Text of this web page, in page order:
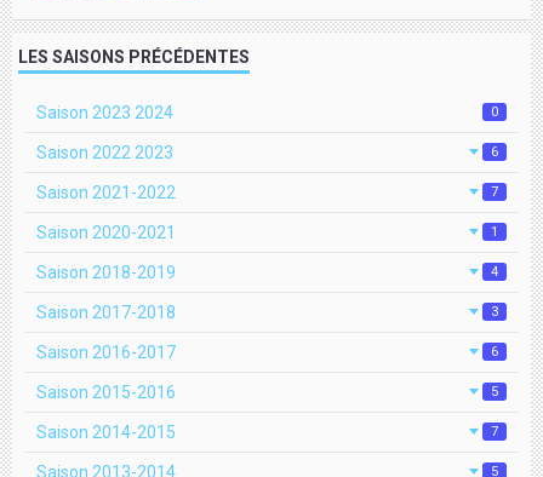
LES SAISONS PRÉCÉDENTES
Saison 2023 2024 0
Saison 2022 2023 6
Saison 2021-2022 7
Saison 2020-2021 1
Saison 2018-2019 4
Saison 2017-2018 3
Saison 2016-2017 6
Saison 2015-2016 5
Saison 2014-2015 7
Saison 2013-2014 5